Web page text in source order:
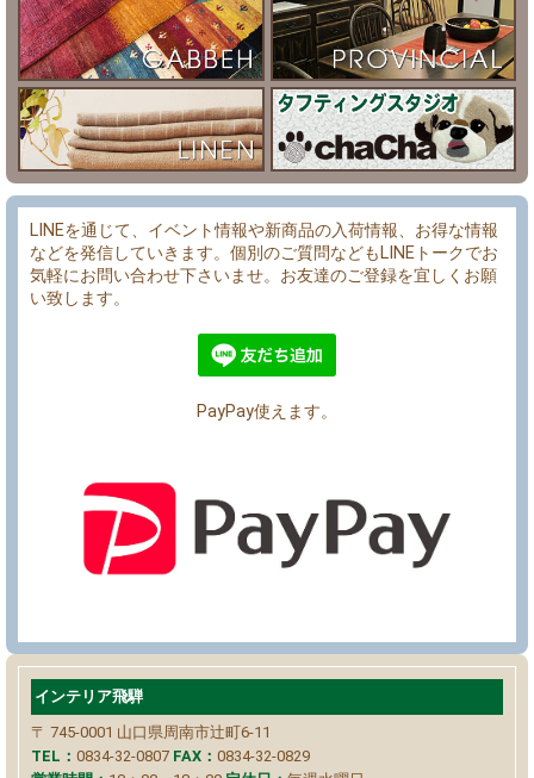
LINEを通じて、イベント情報や新商品の入荷情報、お得な情報
などを発信していきます。個別のご質問などもLINEトークでお
気軽にお問い合わせ下さいませ。お友達のご登録を宜しくお願
い致します。
PayPay使えます。
インテリア飛騨
〒 745-0001 山口県周南市辻町6-11
TEL： 0834-32-0807 FAX： 0834-32-0829